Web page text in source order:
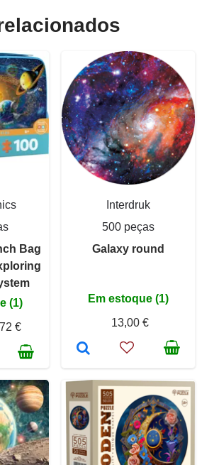
Bag
(1)
€
Interdruk
500 peças
Galaxy round
Em estoque (1)
13,00 €